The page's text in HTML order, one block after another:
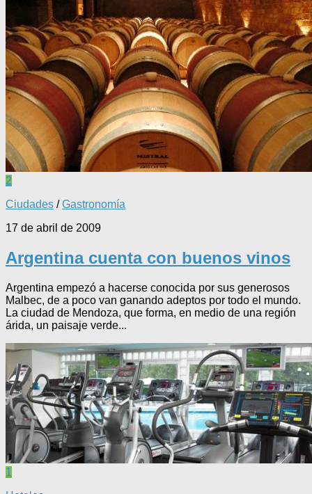
2
Ciudades /Gastronomía
17 de abril de 2009
Argentina cuenta con buenos vinos
Argentina empezó a hacerse conocida por sus generosos
Malbec, de a poco van ganando adeptos por todo el mundo.
La ciudad de Mendoza, que forma, en medio de una región
árida, un paisaje verde...
1